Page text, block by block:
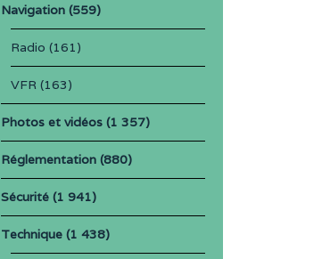
Navigation(559)
Radio (161)
VFR (163)
Photos et vidéos(1 357)
Réglementation(880)
Sécurité(1 941)
Technique(1 438)